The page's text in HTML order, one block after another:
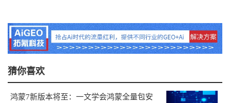
猜你喜欢
鸿蒙7新版本将至：一文学会鸿蒙全量包安